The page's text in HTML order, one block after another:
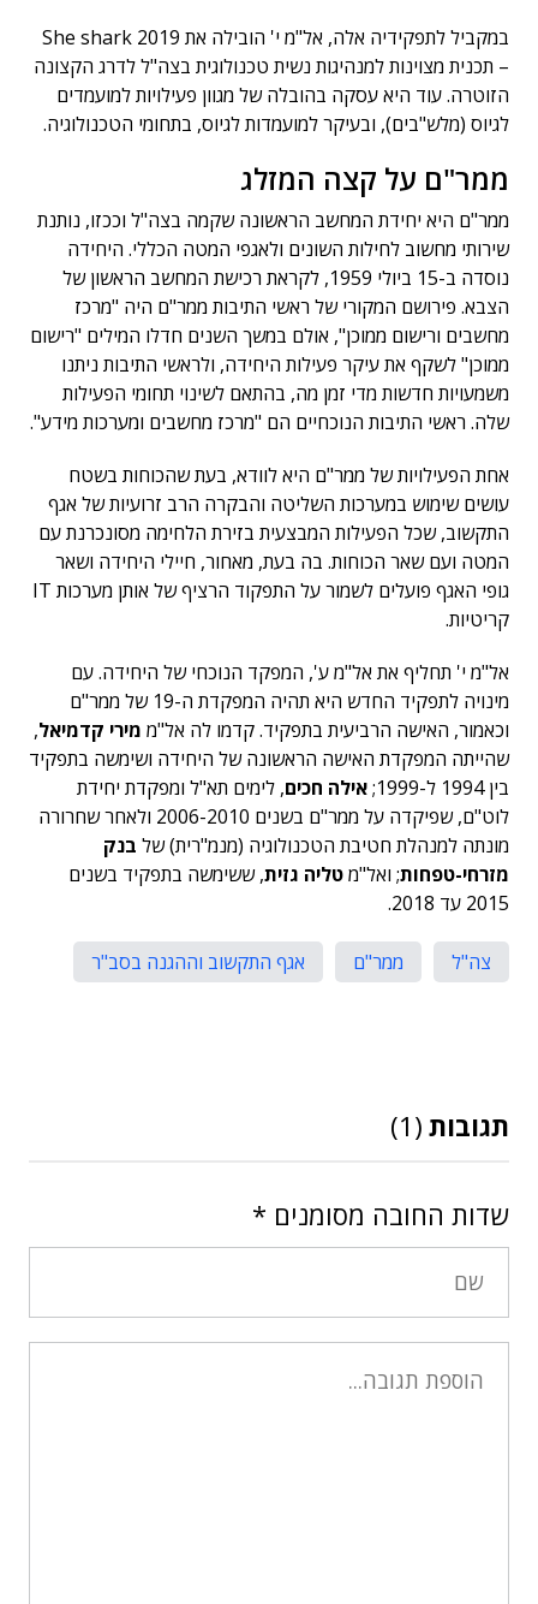
במקביל לתפקידיה אלה, אל"מ י' הובילה את She shark 2019
– תכנית מצוינות למנהיגות נשית טכנולוגית בצה"ל לדרג הקצונה
הזוטרה. עוד היא עסקה בהובלה של מגוון פעילויות למועמדים
לגיוס (מלש"בים), ובעיקר למועמדות לגיוס, בתחומי הטכנולוגיה.
ממר"ם על קצה המזלג
ממר"ם היא יחידת המחשב הראשונה שקמה בצה"ל וככזו, נותנת
שירותי מחשוב לחילות השונים ולאגפי המטה הכללי. היחידה
נוסדה ב-15 ביולי 1959, לקראת רכישת המחשב הראשון של
הצבא. פירושם המקורי של ראשי התיבות ממר"ם היה "מרכז
מחשבים ורישום ממוכן", אולם במשך השנים חדלו המילים "רישום
ממוכן" לשקף את עיקר פעילות היחידה, ולראשי התיבות ניתנו
משמעויות חדשות מדי זמן מה, בהתאם לשינוי תחומי הפעילות
שלה. ראשי התיבות הנוכחיים הם "מרכז מחשבים ומערכות מידע".
אחת הפעילויות של ממר"ם היא לוודא, בעת שהכוחות בשטח
עושים שימוש במערכות השליטה והבקרה הרב זרועיות של אגף
התקשוב, שכל הפעילות המבצעית בזירת הלחימה מסונכרנת עם
המטה ועם שאר הכוחות. בה בעת, מאחור, חיילי היחידה ושאר
גופי האגף פועלים לשמור על התפקוד הרציף של אותן מערכות IT
קריטיות.
אל"מ י' תחליף את אל"מ ע', המפקד הנוכחי של היחידה. עם
מינויה לתפקיד החדש היא תהיה המפקדת ה-19 של ממר"ם
וכאמור, האישה הרביעית בתפקיד. קדמו לה אל"מ מירי קדמיאל,
שהייתה המפקדת האישה הראשונה של היחידה ושימשה בתפקיד
בין 1994 ל-1999;
אילה חכים, לימים תא"ל ומפקדת יחידת
לוט"ם, שפיקדה על ממר"ם בשנים 2006-2010 ולאחר שחרורה
מונתה למנהלת חטיבת הטכנולוגיה (מנמ"רית) של בנק
מזרחי-טפחות; ואל"מטליה גזית, ששימשה בתפקיד בשנים
2015 עד 2018.
צה"ל ממר"ם אגף התקשוב וההגנה בסב"ר
תגובות (1)
שדות החובה מסומנים *